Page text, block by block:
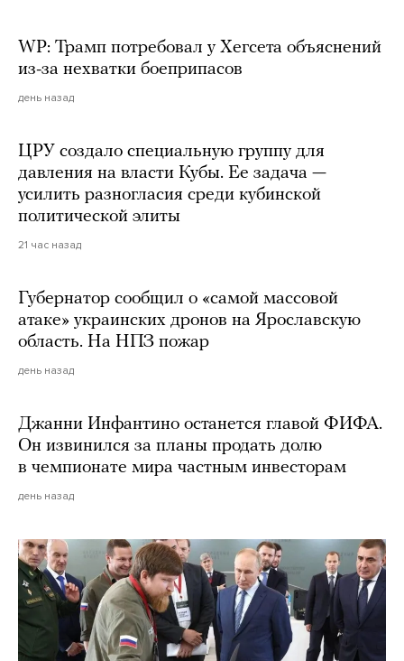
WP: Трамп потребовал у Хегсета объяснений
из-за нехватки боеприпасов
день назад
ЦРУ создало специальную группу для
давления на власти Кубы. Ее задача —
усилить разногласия среди кубинской
политической элиты
21 час назад
Губернатор сообщил о «самой массовой
атаке» украинских дронов на Ярославскую
область. На НПЗ пожар
день назад
Джанни Инфантино останется главой ФИФА.
Он извинился за планы продать долю
в чемпионате мира частным инвесторам
день назад